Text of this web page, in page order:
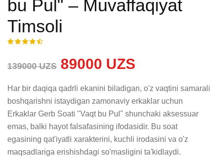
bu Pul" – Muvaffaqiyat
Timsoli
139000 UZS 89000 UZS
Har bir daqiqa qadrli ekanini biladigan, o'z vaqtini samarali
boshqarishni istaydigan zamonaviy erkaklar uchun
Erkaklar Gerb Soati "Vaqt bu Pul" shunchaki aksessuar
emas, balki hayot falsafasining ifodasidir. Bu soat
egasining qat'iyatli xarakterini, kuchli irodasini va o'z
maqsadlariga erishishdagi so'masligini ta'kidlaydi.